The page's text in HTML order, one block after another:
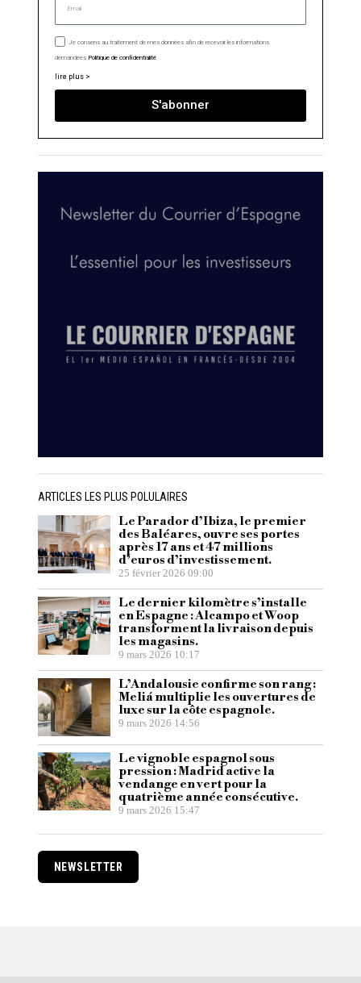
Je consens au traitement de mes données afin de recevoir les informations
demandées. Politique de confidentialité
lire plus >
S'abonner
ARTICLES LES PLUS POLULAIRES
Le Parador d’Ibiza, le premier
des Baléares, ouvre ses portes
après 17 ans et 47 millions
d’euros d’investissement.
25 février 2026 09:00
Le dernier kilomètre s’installe
en Espagne : Alcampo et Woop
transforment la livraison depuis
les magasins.
9 mars 2026 10:17
L’Andalousie confirme son rang :
Meliá multiplie les ouvertures de
luxe sur la côte espagnole.
9 mars 2026 14:56
Le vignoble espagnol sous
pression : Madrid active la
vendange en vert pour la
quatrième année consécutive.
9 mars 2026 15:47
NEWSLETTER